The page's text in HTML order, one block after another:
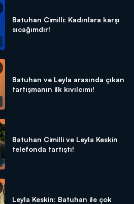
Batuhan Cimilli: Kadınlara karşı
sıcağımdır!
Batuhan ve Leyla arasında çıkan
tartışmanın ilk kıvılcımı!
Batuhan Cimilli ve Leyla Keskin
telefonda tartıştı!
Leyla Keskin: Batuhan ile çok